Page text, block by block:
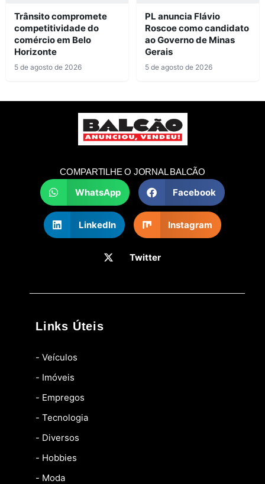
Trânsito compromete
competitividade do
comércio em Belo
Horizonte
5 de agosto de 2026
PL anuncia Flávio
Roscoe como candidato
ao Governo de Minas
Gerais
5 de agosto de 2026
COMPARTILHE O JORNAL BALCÃO
WhatsApp Facebook
LinkedIn Instagram
Twitter
Links Úteis
- Veículos
- Imóveis
- Empregos
- Tecnologia
- Diversos
- Hobbies
- Moda